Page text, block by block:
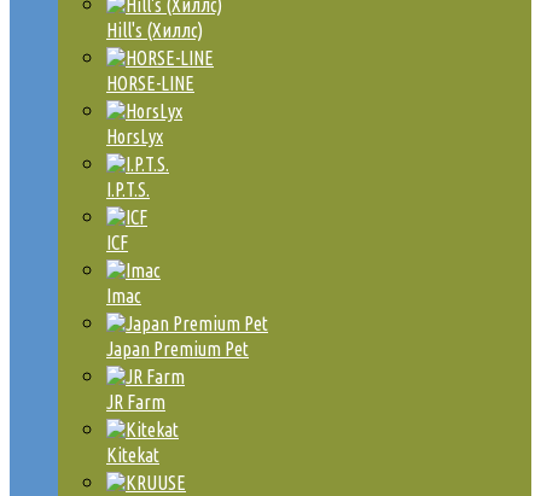
Hill's (Хиллс)
HORSE-LINE
HorsLyx
I.P.T.S.
ICF
Imac
Japan Premium Pet
JR Farm
Kitekat